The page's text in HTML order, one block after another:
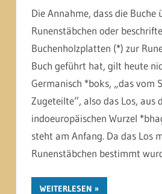
Die Annahme, dass die Buche
Runenstäbchen oder
Buchenholzplatten (*) zur
Buch geführt hat, gilt heute
Germanisch *boks, „das vom
Zugeteilte“, also das Los, aus
indoeuropäischen Wurzel
steht am Anfang. Da das Los
Runenstäbchen bestimmt
WEITERLESEN